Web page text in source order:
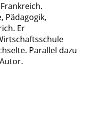
Pädagogik,
Er
Parallel dazu